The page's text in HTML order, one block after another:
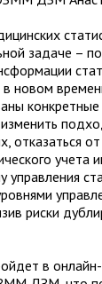
задаче –
новом
конкретные
отказаться
учета
управления
риски
в